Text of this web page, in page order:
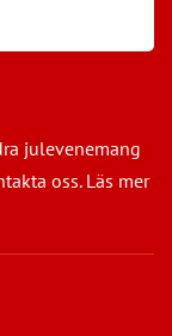
julevenemang
oss. Läs mer